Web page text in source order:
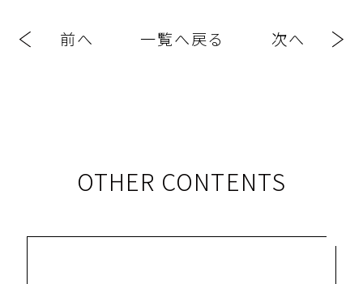
前へ 一覧へ戻る 次へ
OTHER CONTENTS